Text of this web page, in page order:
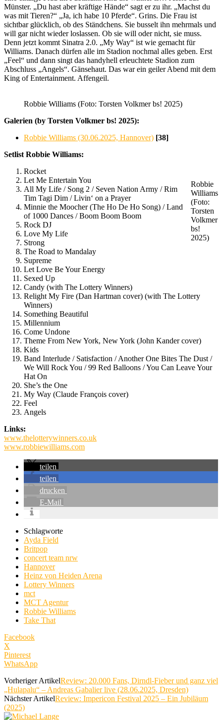
Münster. „Du hast aber kräftige Hände“ sagt er zu ihr. „Machst du
was mit Tieren?“ „Ja, ich habe 10 Pferde“. Grins. Die Frau ist
sichtbar glücklich, ob des Ständchens. Sie busselt ihn mehrmals und
will gar nicht wieder loslassen. Ob sie will oder nicht, sie muss.
Denn jetzt kommt Sinatra 2.0. „My Way“ ist wie gemacht für
Williams. Danach dürfen alle im Stadion nochmal alles geben. Erst
„Feel“ und dann singt das handyhell erleuchtete Stadion zum
Abschluss „Angels“. Gänsehaut. Das war ein geiler Abend mit dem
King of Entertainment. Affengeil.
Robbie Williams (Foto: Torsten Volkmer bs! 2025)
Galerien (by Torsten Volkmer bs! 2025):
Robbie Williams (30.06.2025, Hannover) [38]
Setlist Robbie Williams:
Robbie
Williams
(Foto:
Torsten
Volkmer
bs!
2025)
Rocket
Let Me Entertain You
All My Life / Song 2 / Seven Nation Army / Rim
Tim Tagi Dim / Livin‘ on a Prayer
Minnie the Moocher (The Ho De Ho Song) / Land
of 1000 Dances / Boom Boom Boom
Rock DJ
Love My Life
Strong
The Road to Mandalay
Supreme
Let Love Be Your Energy
Sexed Up
Candy (with The Lottery Winners)
Relight My Fire (Dan Hartman cover) (with The Lottery
Winners)
Something Beautiful
Millennium
Come Undone
Theme From New York, New York (John Kander cover)
Kids
Band Interlude / Satisfaction / Another One Bites The Dust /
We Will Rock You / 99 Red Balloons / You Can Leave Your
Hat On
She’s the One
My Way (Claude François cover)
Feel
Angels
Links:
www.thelotterywinners.co.uk
www.robbiewilliams.com
teilen
teilen
drucken
E-Mail
Schlagworte
Ayda Field
Britpop
concert team nrw
Hannover
Heinz von Heiden Arena
Lottery Winners
mct
MCT Agentur
Robbie Williams
Take That
Facebook
X
Pinterest
WhatsApp
Vorheriger ArtikelReview: 20.000 Fans, Dirndl-Fieber und ganz viel
„Hulapalu“ – Andreas Gabalier live (28.06.2025, Dresden)
Nächster ArtikelReview: Impericon Festival 2025 – Ein Jubiläum
(2025)